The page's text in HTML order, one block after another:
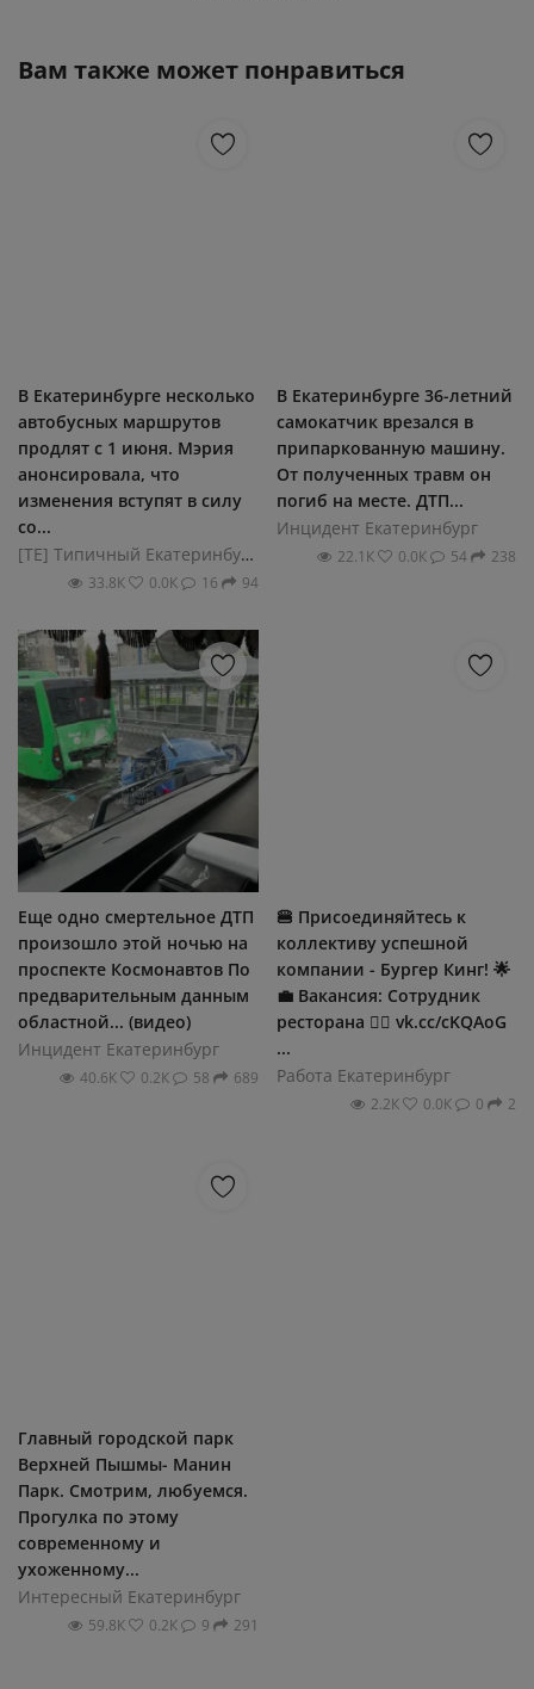
Вам также может понравиться
В Екатеринбурге несколько
автобусных маршрутов
продлят с 1 июня. Мэрия
анонсировала, что
изменения вступят в силу
со...
[ТЕ] Типичный Екатеринбург
33.8К 0.0К 16 94
В Екатеринбурге 36-летний
самокатчик врезался в
припаркованную машину.
От полученных травм он
погиб на месте. ДТП...
Инцидент Екатеринбург
22.1К 0.0К 54 238
Еще одно смертельное ДТП
произошло этой ночью на
проспекте Космонавтов По
предварительным данным
областной... (видео)
Инцидент Екатеринбург
40.6К 0.2К 58 689
🍔 Присоединяйтесь к
коллективу успешной
компании - Бургер Кинг! 🌟
💼 Вакансия: Сотрудник
ресторана 👉🏻 vk.cc/cKQAoG
...
Работа Екатеринбург
2.2К 0.0К 0 2
Главный городской парк
Верхней Пышмы- Манин
Парк. Смотрим, любуемся.
Прогулка по этому
современному и
ухоженному...
Интересный Екатеринбург
59.8К 0.2К 9 291